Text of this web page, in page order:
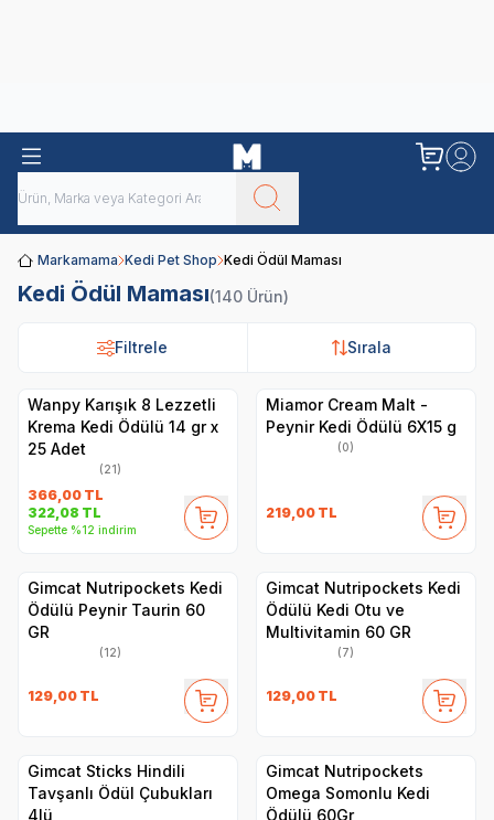
Markamama Kedi Pet Shop Kedi Ödül Maması
Kedi Ödül Maması(140 Ürün)
Filtrele Sırala
Filtrele Sırala
Wanpy Karışık 8 Lezzetli
Krema Kedi Ödülü 14 gr x
25 Adet
(21)
366,00 TL
322,08 TL
Sepette %12 indirim
Miamor Cream Malt -
Peynir Kedi Ödülü 6X15 g
(0)
219,00 TL
Gimcat Nutripockets Kedi
Ödülü Peynir Taurin 60
GR
(12)
129,00 TL
Gimcat Nutripockets Kedi
Ödülü Kedi Otu ve
Multivitamin 60 GR
(7)
129,00 TL
Gimcat Sticks Hindili
Tavşanlı Ödül Çubukları
4lü
Gimcat Nutripockets
Omega Somonlu Kedi
Ödülü 60Gr